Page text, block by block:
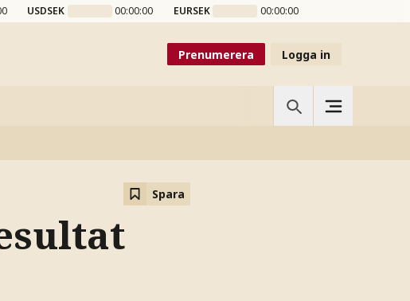
USDSEK 00:00:00 EURSEK 00:00:00
Prenumerera Logga in
Spara